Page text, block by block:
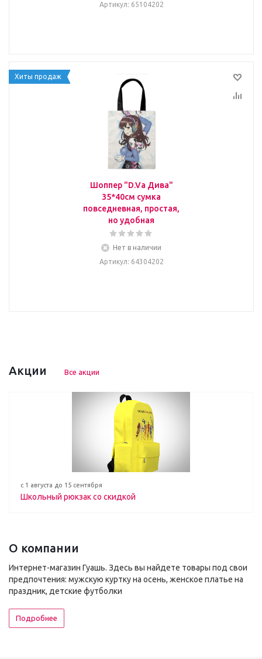
Артикул: 65104202
Хиты продаж
Шоппер "D.Va Дива"
35*40см сумка
повседневная, простая,
но удобная
Нет в наличии
Артикул: 64304202
Акции Все акции
с 1 августа до 15 сентября
Школьный рюкзак со скидкой
О компании
Интернет-магазин Гуашь. Здесь вы найдете товары под свои
предпочтения: мужскую куртку на осень, женское платье на
праздник, детские футболки
Подробнее